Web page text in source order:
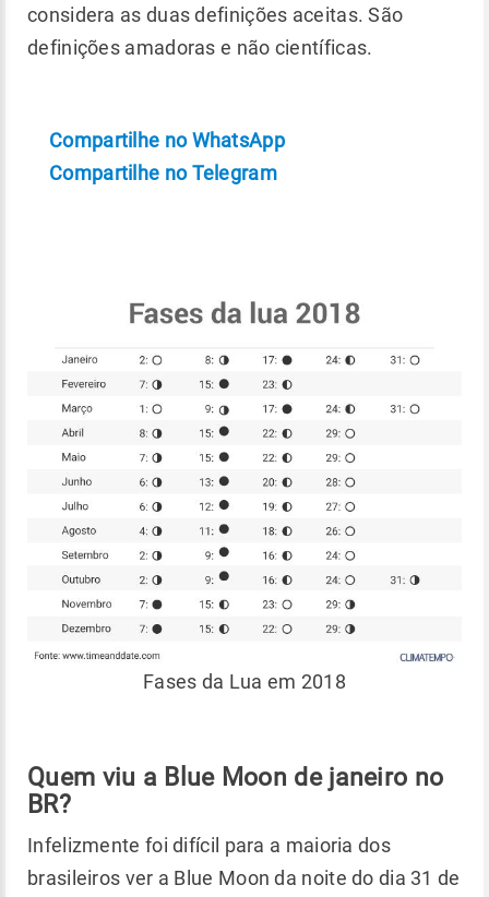
considera as duas definições aceitas. São
definições amadoras e não científicas.
Compartilhe no WhatsApp
Compartilhe no Telegram
Fases da Lua em 2018
Quem viu a Blue Moon de janeiro no
BR?
Infelizmente foi difícil para a maioria dos
brasileiros ver a Blue Moon da noite do dia 31 de